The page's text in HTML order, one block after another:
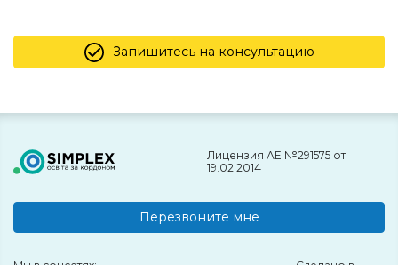
Запишитесь на консультацию
Лицензия АЕ №291575 от
19.02.2014
Перезвоните мне